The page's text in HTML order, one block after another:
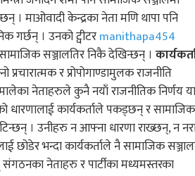
माओवादी केन्द्रका नेता मणि थापा पनि
गर्छन् । उनको ट्वीटरmanithapa454
सञ्जालतिर निकै देखिन्छन् ।
र प्रोपोगाण्डामुलक राजनीति
नेताहरुले कुनै नयाँ राजनीतिक निर्णय या
धारणालाई कार्यकर्ताले पकड्छन् र सामाजिक
। उनीहरु न आफ्ना धारणा राख्छन्, न
छोडेर भन्दा कार्यकर्ताले नै सामाजिक
संगठनका नेताहरु र पार्टीका मध्यमस्तरका